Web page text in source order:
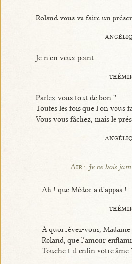
Roland vous va faire un
Je n’en veux point.
Parlez-vous tout de bon ?
Toutes les fois que l’on vous
Vous vous fâchez, mais le
Air : Je ne bois
Ah ! que Médor a d’appas !
À quoi rêvez-vous, Madame
Roland, que l’amour
Touche-t-il enfin votre âme